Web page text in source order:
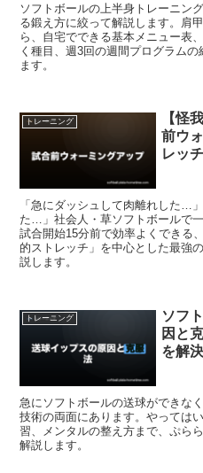
ソフトボールの上半身トレーニン
る鍛え方に絞って解説します。肩
ら、自宅でできる基本メニュー表
く種目、週3回の週間プログラム
ます。
トレーニング
【怪
前ウ
レッ
「急にダッシュして肉離れした…
た…」社会人・草ソフトボールで
試合開始15分前で効率よくできる
的ストレッチ」を中心とした最強
説します。
トレーニング
ソフ
因と
を解決
急にソフトボールの送球ができな
技術の両面にあります。やっては
習、メンタルの整え方まで、ぷら
解説します。